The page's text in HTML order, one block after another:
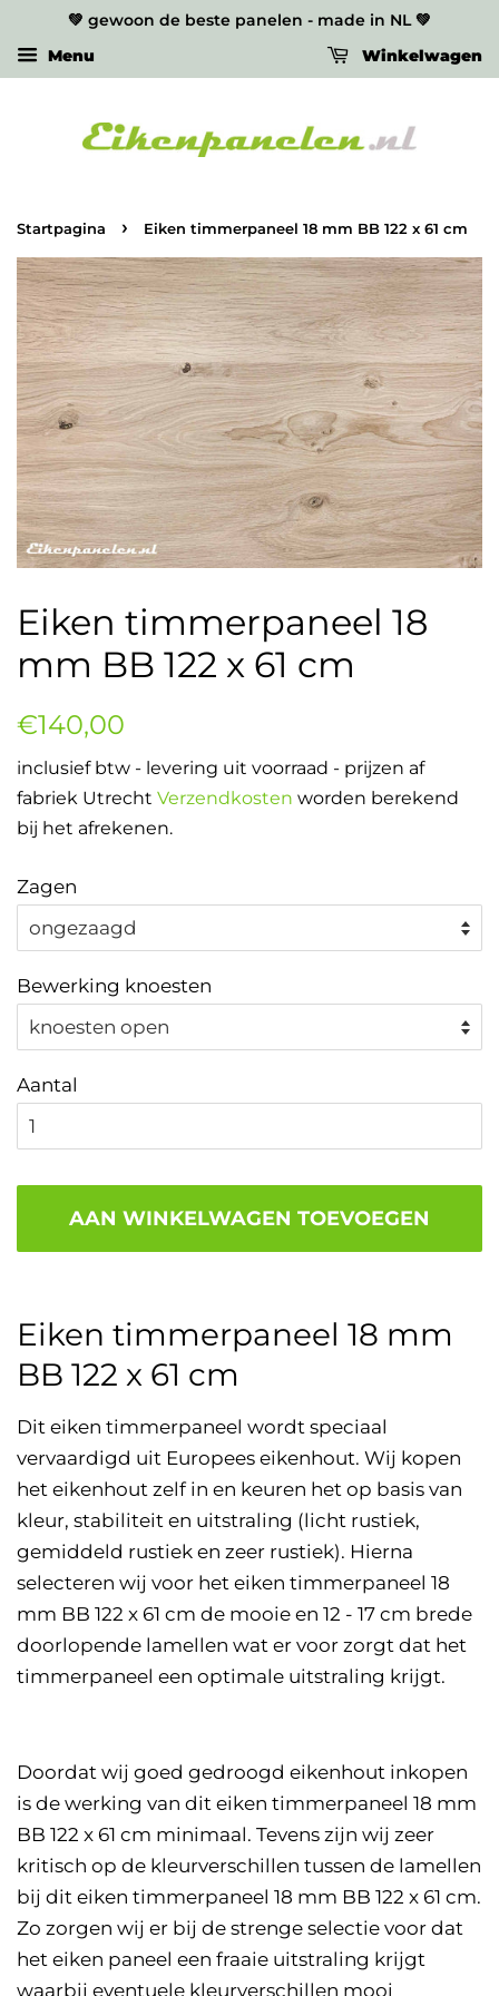
💚 gewoon de beste panelen - made in NL 💚
Menu
Winkelwagen
Startpagina › Eiken timmerpaneel 18 mm BB 122 x 61 cm
Eiken timmerpaneel 18
mm BB 122 x 61 cm
Normale
€140,00
inclusief btw - levering uit voorraad - prijzen af
fabriek Utrecht Verzendkosten worden berekend
bij het afrekenen.
Zagen
Bewerking knoesten
Aantal
AAN WINKELWAGEN TOEVOEGEN
Eiken timmerpaneel 18 mm
BB 122 x 61 cm
Dit eiken timmerpaneel wordt speciaal
vervaardigd uit Europees eikenhout. Wij kopen
het eikenhout zelf in en keuren het op basis van
kleur, stabiliteit en uitstraling (licht rustiek,
gemiddeld rustiek en zeer rustiek). Hierna
selecteren wij voor het eiken timmerpaneel 18
mm BB 122 x 61 cm de mooie en 12 - 17 cm brede
doorlopende lamellen wat er voor zorgt dat het
timmerpaneel een optimale uitstraling krijgt.
Doordat wij goed gedroogd eikenhout inkopen
is de werking van dit eiken timmerpaneel 18 mm
BB 122 x 61 cm minimaal. Tevens zijn wij zeer
kritisch op de kleurverschillen tussen de lamellen
bij dit eiken timmerpaneel 18 mm BB 122 x 61 cm.
Zo zorgen wij er bij de strenge selectie voor dat
het eiken paneel een fraaie uitstraling krijgt
waarbij eventuele kleurverschillen mooi